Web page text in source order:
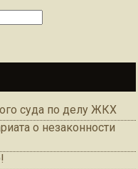
суда по делу ЖКХ
о незаконности